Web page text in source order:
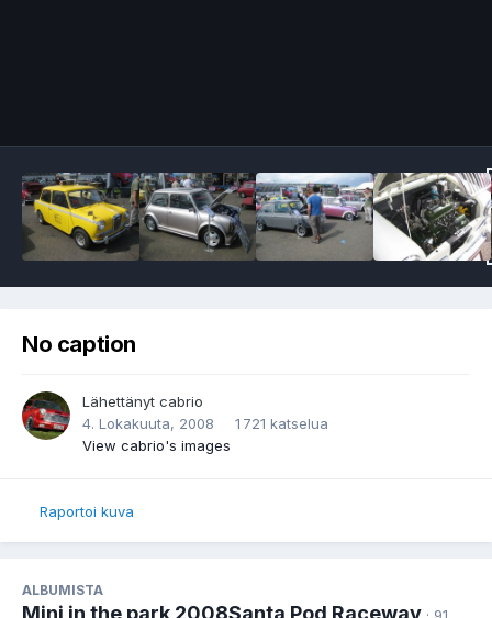
No caption
Lähettänyt cabrio
4. Lokakuuta, 2008
1 721 katselua
View cabrio's images
Raportoi kuva
ALBUMISTA
Mini in the park 2008Santa Pod Raceway